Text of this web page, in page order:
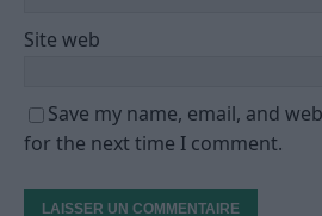
Site web
Save my name, email, and
for the next time I comment.